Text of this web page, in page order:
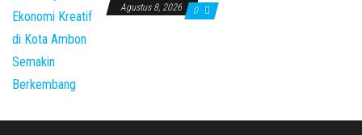
Agustus 8, 2026 0